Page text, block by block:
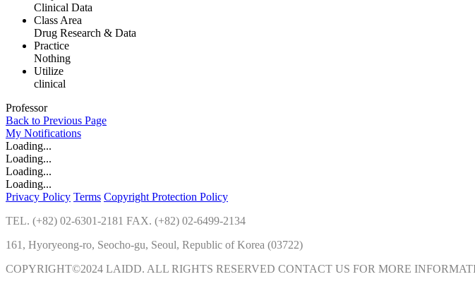
Clinical Data
Class Area
Drug Research & Data
Practice
Nothing
Utilize
clinical
Professor
Back to Previous Page
My Notifications
Loading...
Loading...
Loading...
Loading...
Privacy Policy Terms Copyright Protection Policy
TEL. (+82) 02-6301-2181 FAX. (+82) 02-6499-2134
161, Hyoryeong-ro, Seocho-gu, Seoul, Republic of Korea (03722)
COPYRIGHT©2024 LAIDD. ALL RIGHTS RESERVED CONTACT US FOR MORE